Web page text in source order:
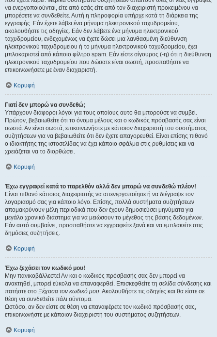
να ενεργοποιούνται, είτε από εσάς είτε από τον διαχειριστή προκειμένου να
μπορέσετε να συνδεθείτε. Αυτή η πληροφορία υπήρχε κατά τη διάρκεια της
εγγραφής. Εάν έχετε λάβει ένα μήνυμα ηλεκτρονικού ταχυδρομείου,
ακολουθήστε τις οδηγίες. Εάν δεν λάβετε ένα μήνυμα ηλεκτρονικού
ταχυδρομείου, ενδεχομένως να έχετε δώσει μια λανθασμένη διεύθυνση
ηλεκτρονικού ταχυδρομείου ή το μήνυμα ηλεκτρονικού ταχυδρομείου, έχει
μπλοκαριστεί από κάποιο φίλτρο spam. Εάν είστε σίγουρος (-η) ότι η διεύθυνση
ηλεκτρονικού ταχυδρομείου που δώσατε είναι σωστή, προσπαθήστε να
επικοινωνήσετε με έναν διαχειριστή.
Κορυφή
Γιατί δεν μπορώ να συνδεθώ;
Υπάρχουν διάφοροι λόγοι για τους οποίους αυτό θα μπορούσε να συμβεί.
Πρώτον, βεβαιωθείτε ότι το όνομα μέλους και ο κωδικός πρόσβασής σας είναι
σωστά. Αν είναι σωστά, επικοινωνήστε με κάποιον διαχειριστή του συστήματος
συζητήσεων για να βεβαιωθείτε ότι δεν έχετε απαγορευθεί. Είναι επίσης πιθανό
ο ιδιοκτήτης της ιστοσελίδας να έχει κάποιο σφάλμα στις ρυθμίσεις και να
χρειάζεται να το διορθώσει.
Κορυφή
Έχω εγγραφεί κατά το παρελθόν αλλά δεν μπορώ να συνδεθώ πλέον!
Είναι πιθανό κάποιος διαχειριστής να απενεργοποίησε ή να διέγραψε τον
λογαριασμό σας για κάποιο λόγο. Επίσης, πολλά συστήματα συζητήσεων
απομακρύνουν μέλη περιοδικά που δεν έχουν δημοσιεύσει μηνύματα για
μεγάλο χρονικό διάστημα για να μειώσουν το μέγεθος της βάσης δεδομένων.
Εάν αυτό συμβαίνει, προσπαθήστε να εγγραφείτε ξανά και να εμπλακείτε στις
δημόσιες συζητήσεις.
Κορυφή
Έχω ξεχάσει τον κωδικό μου!
Μην πανικοβάλλεστε! Αν και ο κωδικός πρόσβασής σας δεν μπορεί να
ανακτηθεί, μπορεί εύκολα να επαναφερθεί. Επισκεφθείτε τη σελίδα σύνδεσης και
πατήστε στο Ξέχασα τον κωδικό μου. Ακολουθήστε τις οδηγίες και θα είστε σε
θέση να συνδεθείτε πάλι σύντομα.
Ωστόσο, αν δεν είστε σε θέση να επαναφέρετε τον κωδικό πρόσβασής σας,
επικοινωνήστε με κάποιον διαχειριστή του συστήματος συζητήσεων.
Κορυφή